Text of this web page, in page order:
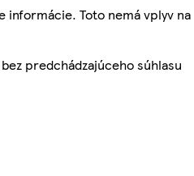
informácie. Toto nemá vplyv na
predchádzajúceho súhlasu